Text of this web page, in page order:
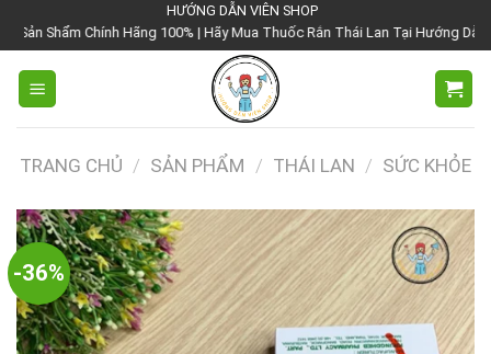
đến
nội
dung
HƯỚNG DẪN VIÊN SHOP
Hãng 100% | Hãy Mua Thuốc Rắn Thái Lan Tại Hướng Dẫn Viên Shop |
TRANG CHỦ / SẢN PHẨM / THÁI LAN / SỨC KHỎE
-36%